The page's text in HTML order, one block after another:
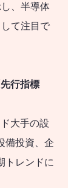
具体
会
、
業
イ
投
、半導体
て注目で
行指標
大手の設
備投資、企
トレンドに